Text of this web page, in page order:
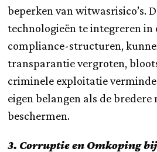
beperken van witwasrisico’s.
technologieën te integreren in
compliance-structuren,
transparantie vergroten,
criminele exploitatie
eigen belangen als de
beschermen.
3. Corruptie en Omkoping